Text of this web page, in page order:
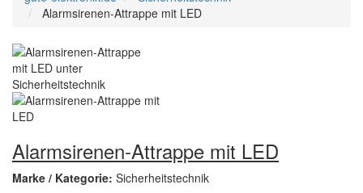
Alarmsirenen-Attrappe mit LED
Alarmsirenen-Attrappe mit LED
Marke / Kategorie: Sicherheitstechnik